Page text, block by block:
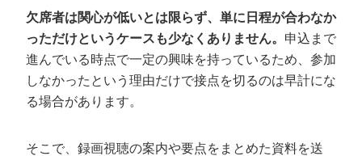
欠席者は関心が低いとは限らず、単に日程が合わなか
っただけというケースも少なくありません。 申込まで
進んでいる時点で一定の興味を持っているため、参加
しなかったという理由だけで接点を切るのは早計にな
る場合があります。
そこで、録画視聴の案内や要点をまとめた資料を送